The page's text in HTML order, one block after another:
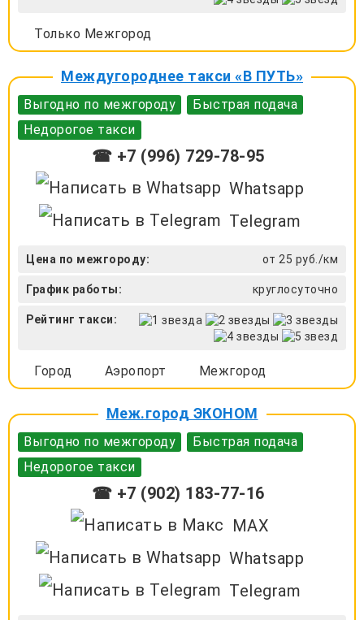
Только Межгород
Междугороднее такси «В ПУТЬ»
Выгодно по межгороду
Быстрая подача
Недорогое такси
☎ +7 (996) 729-78-95
Whatsapp
Telegram
Цена по межгороду: от 25 руб./км
График работы: круглосуточно
Рейтинг такси:
Город Аэропорт Межгород
Меж.город ЭКОНОМ
Выгодно по межгороду
Быстрая подача
Недорогое такси
☎ +7 (902) 183-77-16
MAX
Whatsapp
Telegram